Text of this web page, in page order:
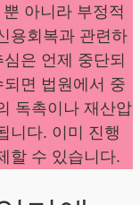
아니라 부정적
용회복과 관련하
은 언제 중단되
면 법원에서 중
독촉이나 재산압
니다. 이미 진행
할 수 있습니다.